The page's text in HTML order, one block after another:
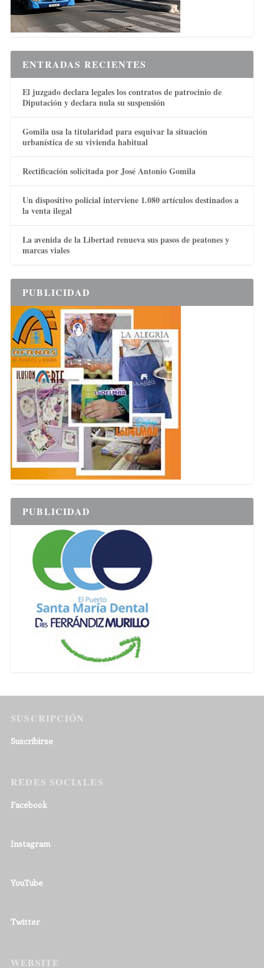
ENTRADAS RECIENTES
El juzgado declara legales los contratos de patrocinio de
Diputación y declara nula su suspensión
Gomila usa la titularidad para esquivar la situación
urbanística de su vivienda habitual
Rectificación solicitada por José Antonio Gomila
Un dispositivo policial interviene 1.080 artículos destinados a
la venta ilegal
La avenida de la Libertad renueva sus pasos de peatones y
marcas viales
PUBLICIDAD
PUBLICIDAD
SUSCRIPCIÓN
Suscribirse
REDES SOCIALES
Facebook
Instagram
YouTube
Twitter
WEBSITE